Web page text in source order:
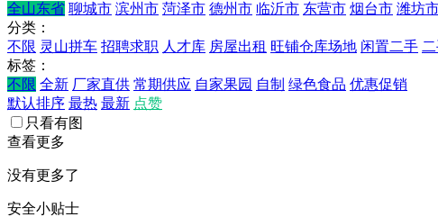
全山东省 聊城市 滨州市 菏泽市 德州市 临沂市 东营市 烟台市 潍坊
分类：
不限 灵山拼车 招聘求职 人才库 房屋出租 旺铺仓库场地 闲置二手
标签：
不限 全新 厂家直供 常期供应 自家果园 自制 绿色食品 优惠促销
默认排序 最热 最新 点赞
只看有图
查看更多
没有更多了
安全小贴士